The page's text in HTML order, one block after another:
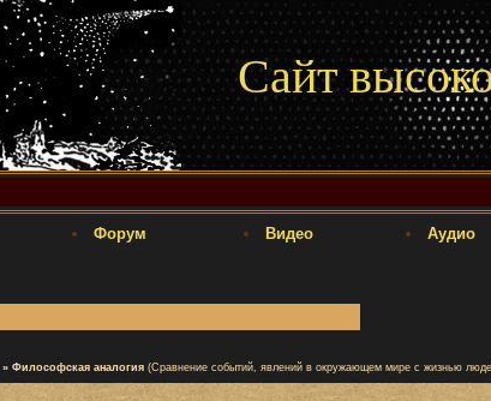
Сайт
Форум Видео Аудио
» Философская аналогия (Сравнение событий, явлений в окружающем мире с жизнью